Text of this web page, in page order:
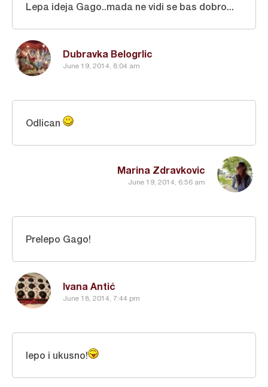
Dubravka Belogrlic
June 19, 2014, 8:04 am
Lepa ideja Gago..mada ne vidi se bas dobro...
Marina Zdravkovic
June 19, 2014, 6:56 am
Odlican
Ivana Antić
June 18, 2014, 7:44 pm
Prelepo Gago!
lepo i ukusno!